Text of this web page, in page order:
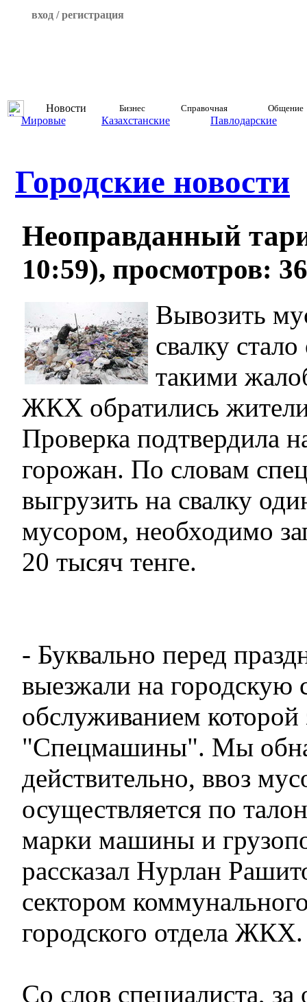
вход / регистрация
Новости Бизнес Справочная Общение
Мировые Казахстанские Павлодарские
Городские новости
Неоправданный
10:59), просмотров:
Вывозить
свалку
такими
ЖКХ обратились
Проверка подтвердила
горожан. По словам
выгрузить на свалку
мусором, необходимо
20 тысяч тенге.
- Буквально перед
выезжали на городскую
обслуживанием
"Спецмашины". Мы
действительно, ввоз
осуществляется по
марки машины и
рассказал Нурлан
сектором
городского отдела ЖКХ.
Со слов специалиста,